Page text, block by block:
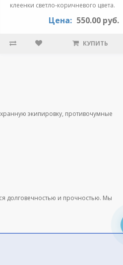
клеенки светло-коричневого цвета.
Цена: 550.00 руб.
КУПИТЬ
экипировку, противочумные
долговечностью и прочностью. Мы